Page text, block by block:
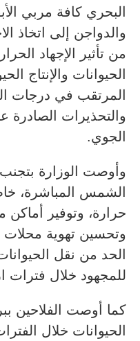
البحري كافة مربي
والدواجن إلى اتخاذ
من تأثير الإجهاد
الحيوانات والإنتاج
المرتقب في درجات
والتحذيرات الصادرة
الجوي.
وأوصت الوزارة
الشمس المباشرة،
حرارة، وتوفير أماكن
وتحسين تهوية محلات
الحد من نقل
للمجهود خلال فترات
كما أوصت الفلاحين
الحيوانات خلال